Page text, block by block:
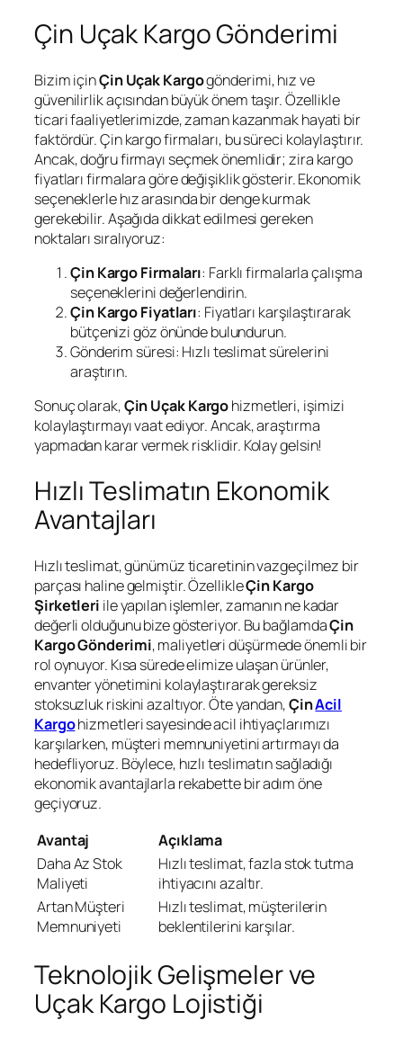
Çin Uçak Kargo Gönderimi
Bizim içinÇin Uçak Kargogönderimi, hız ve
güvenilirlik açısından büyük önem taşır. Özellikle
ticari faaliyetlerimizde, zaman kazanmak hayati bir
faktördür. Çin kargo firmaları, bu süreci kolaylaştırır.
Ancak, doğru firmayı seçmek önemlidir; zira kargo
fiyatları firmalara göre değişiklik gösterir. Ekonomik
seçeneklerle hız arasında bir denge kurmak
gerekebilir. Aşağıda dikkat edilmesi gereken
noktaları sıralıyoruz:
Çin Kargo Firmaları: Farklı firmalarla çalışma
seçeneklerini değerlendirin.
Çin Kargo Fiyatları: Fiyatları karşılaştırarak
bütçenizi göz önünde bulundurun.
Gönderim süresi: Hızlı teslimat sürelerini
araştırın.
Sonuç olarak,Çin Uçak Kargohizmetleri, işimizi
kolaylaştırmayı vaat ediyor. Ancak, araştırma
yapmadan karar vermek risklidir. Kolay gelsin!
Hızlı Teslimatın Ekonomik
Avantajları
Hızlı teslimat, günümüz ticaretinin vazgeçilmez bir
parçası haline gelmiştir. ÖzellikleÇin Kargo
Şirketleri ile yapılan işlemler, zamanın ne kadar
değerli olduğunu bize gösteriyor. Bu bağlamdaÇin
Kargo Gönderimi, maliyetleri düşürmede önemli bir
rol oynuyor. Kısa sürede elimize ulaşan ürünler,
envanter yönetimini kolaylaştırarak gereksiz
stoksuzluk riskini azaltıyor. Öte yandan,ÇinAcil
Kargohizmetleri sayesinde acil ihtiyaçlarımızı
karşılarken, müşteri memnuniyetini artırmayı da
hedefliyoruz. Böylece, hızlı teslimatın sağladığı
ekonomik avantajlarla rekabette bir adım öne
geçiyoruz.
Avantaj
Açıklama
Daha Az Stok
Maliyeti
Hızlı teslimat, fazla stok tutma
ihtiyacını azaltır.
Artan Müşteri
Memnuniyeti
Hızlı teslimat, müşterilerin
beklentilerini karşılar.
Teknolojik Gelişmeler ve
Uçak Kargo Lojistiği